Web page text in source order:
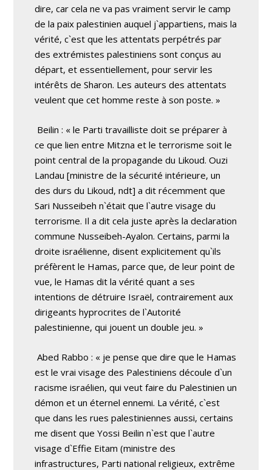
dire, car cela ne va pas vraiment servir le camp
de la paix palestinien auquel j`appartiens, mais la
vérité, c`est que les attentats perpétrés par
des extrémistes palestiniens sont conçus au
départ, et essentiellement, pour servir les
intérêts de Sharon. Les auteurs des attentats
veulent que cet homme reste à son poste. »
Beilin : « le Parti travailliste doit se préparer à
ce que lien entre Mitzna et le terrorisme soit le
point central de la propagande du Likoud. Ouzi
Landau [ministre de la sécurité intérieure, un
des durs du Likoud, ndt] a dit récemment que
Sari Nusseibeh n`était que l`autre visage du
terrorisme. Il a dit cela juste après la declaration
commune Nusseibeh-Ayalon. Certains, parmi la
droite israélienne, disent explicitement qu`ils
préfèrent le Hamas, parce que, de leur point de
vue, le Hamas dit la vérité quant a ses
intentions de détruire Israël, contrairement aux
dirigeants hyprocrites de l`Autorité
palestinienne, qui jouent un double jeu. »
Abed Rabbo : « je pense que dire que le Hamas
est le vrai visage des Palestiniens découle d`un
racisme israélien, qui veut faire du Palestinien un
démon et un éternel ennemi. La vérité, c`est
que dans les rues palestiniennes aussi, certains
me disent que Yossi Beilin n`est que l`autre
visage d`Effie Eitam (ministre des
infrastructures, Parti national religieux, extrême